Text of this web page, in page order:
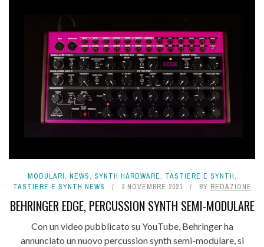
MODULARI, NEWS, SYNTH HARDWARE, TASTIERE E SYNTH,
TASTIERE E SYNTH NEWS
3 NOVEMBRE 2021 BY REDAZIONE
BEHRINGER EDGE, PERCUSSION SYNTH SEMI-MODULARE
Con un video pubblicato su YouTube, Behringer ha
annunciato un nuovo percussion synth semi-modulare, si